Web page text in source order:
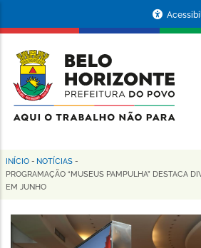
conteúdo
principal
da
Prefeitura
de
Horizonte
Trilha
de
navegação
INÍCIO - NOTÍCIAS -
PROGRAMAÇÃO “MUSEUS PAMPULHA” DESTACA
EM JUNHO